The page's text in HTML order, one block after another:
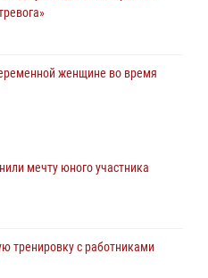
женщине во время
оружия в связи с
состоялся молебен,
Руси
мечту юного участника
тренировку с работниками